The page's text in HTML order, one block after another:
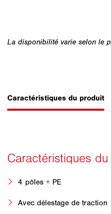
4 pôles + PE
Avec délestage de traction